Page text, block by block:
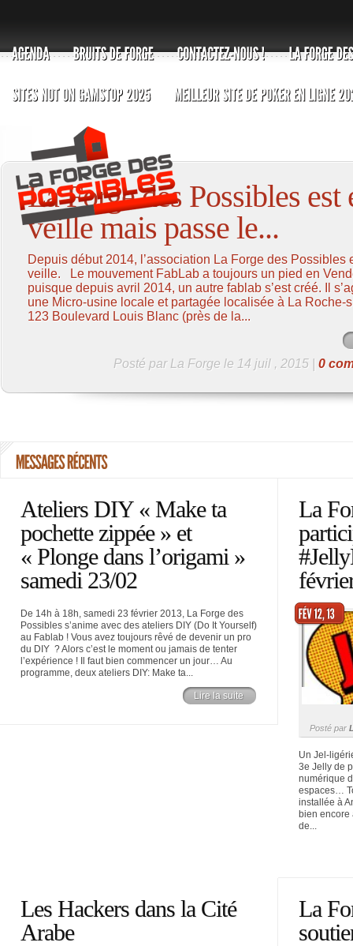
La Forge des Possibles est
veille mais passe le...
Depuis début 2014, l’association La Forge des Possibles
veille. Le mouvement FabLab a toujours un pied en
puisque depuis avril 2014, un autre fablab s’est créé. Il
une Micro-usine locale et partagée localisée à La Roche-
123 Boulevard Louis Blanc (près de la...
Posté par La Forge le 14 juil , 2015 | 0
Ateliers DIY « Make ta
pochette zippée » et
« Plonge dans l’origami »
samedi 23/02
De 14h à 18h, samedi 23 février 2013, La Forge des
Possibles s’anime avec des ateliers DIY (Do It Yourself)
au Fablab ! Vous avez toujours rêvé de devenir un pro
du DIY ? Alors c’est le moment ou jamais de tenter
l’expérience ! Il faut bien commencer un jour… Au
programme, deux ateliers DIY: Make ta...
Lire la suite
La
Posté par
Un Jel-
3e Jelly de
numérique
espaces…
installée à
bien encore
de...
Les Hackers dans la Cité
Arabe
La